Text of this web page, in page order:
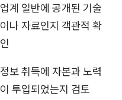
업계 일반에 공개된 기술
이나 자료인지 객관적 확
인
정보 취득에 자본과 노력
이 투입되었는지 검토